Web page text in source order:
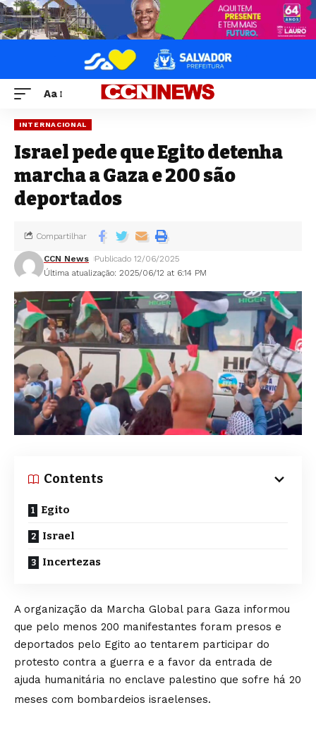
Aa
INTERNACIONAL
Israel pede que Egito detenha
marcha a Gaza e 200 são
deportados
Última atualização: 2025/06/12 at 6:14 PM
CCN News Publicado 12/06/2025
Compartilhar
Contents
Egito
Israel
Incertezas
A organização da Marcha Global para Gaza informou
que pelo menos 200 manifestantes foram presos e
deportados pelo Egito ao tentarem participar do
protesto contra a guerra e a favor da entrada de
ajuda humanitária no enclave palestino que sofre há 20
meses com bombardeios israelenses.